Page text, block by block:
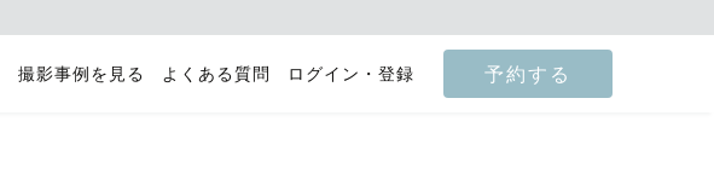
撮影事例を見る よくある質問 ログイン・登録 予約する